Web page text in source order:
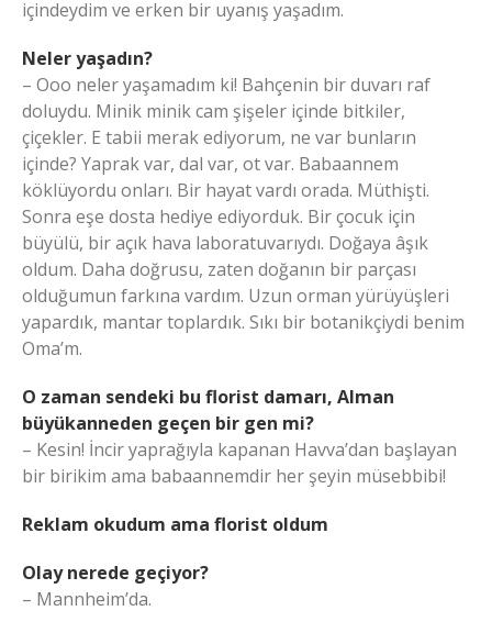
içindeydim ve erken bir uyanış yaşadım.
Neler yaşadın?
– Ooo neler yaşamadım ki! Bahçenin bir duvarı raf
doluydu. Minik minik cam şişeler içinde bitkiler,
çiçekler. E tabii merak ediyorum, ne var bunların
içinde? Yaprak var, dal var, ot var. Babaannem
köklüyordu onları. Bir hayat vardı orada. Müthişti.
Sonra eşe dosta hediye ediyorduk. Bir çocuk için
büyülü, bir açık hava laboratuvarıydı. Doğaya âşık
oldum. Daha doğrusu, zaten doğanın bir parçası
olduğumun farkına vardım. Uzun orman yürüyüşleri
yapardık, mantar toplardık. Sıkı bir botanikçiydi benim
Oma’m.
O zaman sendeki bu florist damarı, Alman
büyükanneden geçen bir gen mi?
– Kesin! İncir yaprağıyla kapanan Havva’dan başlayan
bir birikim ama babaannemdir her şeyin müsebbibi!
Reklam okudum ama florist oldum
Olay nerede geçiyor?
– Mannheim’da.